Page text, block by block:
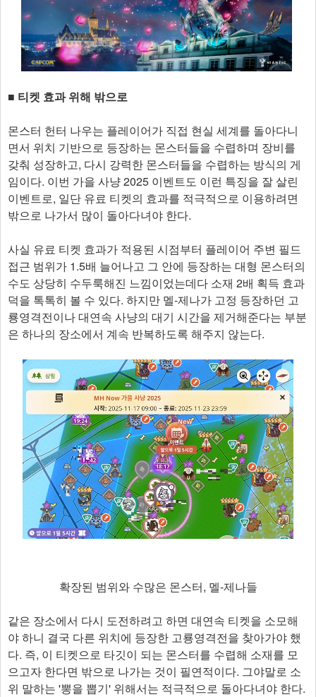
■ 티켓 효과 위해 밖으로
몬스터 헌터 나우는 플레이어가 직접 현실 세계를 돌아다니
면서 위치 기반으로 등장하는 몬스터들을 수렵하며 장비를
갖춰 성장하고, 다시 강력한 몬스터들을 수렵하는 방식의 게
임이다. 이번 가을 사냥 2025 이벤트도 이런 특징을 잘 살린
이벤트로, 일단 유료 티켓의 효과를 적극적으로 이용하려면
밖으로 나가서 많이 돌아다녀야 한다.
사실 유료 티켓 효과가 적용된 시점부터 플레이어 주변 필드
접근 범위가 1.5배 늘어나고 그 안에 등장하는 대형 몬스터의
수도 상당히 수두룩해진 느낌이었는데다 소재 2배 획득 효과
덕을 톡톡히 볼 수 있다. 하지만 멜-제나가 고정 등장하던 고
룡영격전이나 대연속 사냥의 대기 시간을 제거해준다는 부분
은 하나의 장소에서 계속 반복하도록 해주지 않는다.
확장된 범위와 수많은 몬스터, 멜-제나들
같은 장소에서 다시 도전하려고 하면 대연속 티켓을 소모해
야 하니 결국 다른 위치에 등장한 고룡영격전을 찾아가야 했
다. 즉, 이 티켓으로 타깃이 되는 몬스터를 수렵해 소재를 모
으고자 한다면 밖으로 나가는 것이 필연적이다. 그야말로 소
위 말하는 '뽕을 뽑기' 위해서는 적극적으로 돌아다녀야 한다.